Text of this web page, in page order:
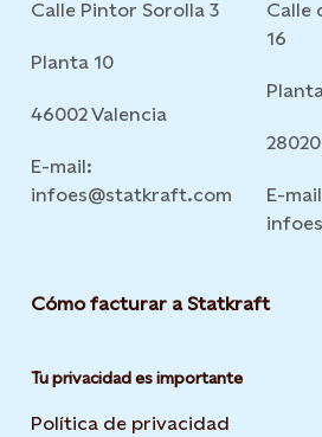
Calle Pintor Sorolla 3
Planta 10
46002 Valencia
E-mail:
infoes@statkraft.com
Calle
16
E-
Cómo facturar a Statkraft
Tu privacidad es importante
Política de privacidad